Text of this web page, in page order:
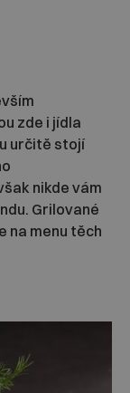
zde i jídla
určitě stojí
nikde vám
Grilované
na menu těch